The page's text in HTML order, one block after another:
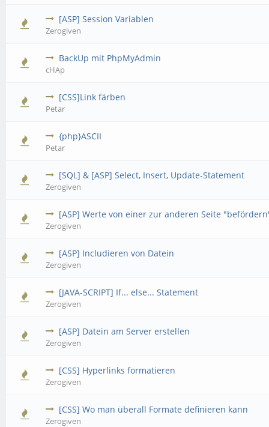
[ASP] Session Variablen
Zerogiven
BackUp mit PhpMyAdmin
cHAp
[CSS]Link färben
Petar
{php}ASCII
Petar
[SQL] & [ASP] Select, Insert, Update-Statement
Zerogiven
[ASP] Werte von einer zur anderen Seite
Zerogiven
[ASP] Includieren von Datein
Zerogiven
[JAVA-SCRIPT] If... else... Statement
Zerogiven
[ASP] Datein am Server erstellen
Zerogiven
[CSS] Hyperlinks formatieren
Zerogiven
[CSS] Wo man überall Formate definieren kann
Zerogiven